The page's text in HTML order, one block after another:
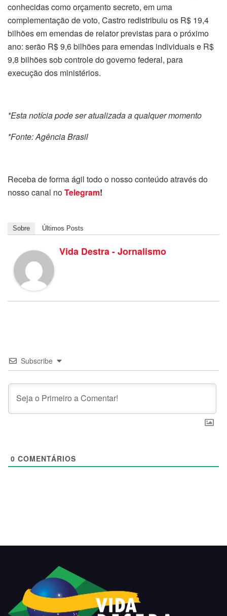
conhecidas como orçamento secreto, em uma
complementação de voto, Castro redistribuiu os R$ 19,4
bilhões em emendas de relator previstas para o próximo
ano: serão R$ 9,6 bilhões para emendas individuais e R$
9,8 bilhões sob controle do governo federal, para
execução dos ministérios.
*Esta notícia pode ser atualizada a qualquer momento
*Fonte: Agência Brasil
Receba de forma ágil todo o nosso conteúdo através do
nosso canal noTelegram!
Sobre Últimos Posts
Vida Destra - Jornalismo
Subscribe
0 COMENTÁRIOS